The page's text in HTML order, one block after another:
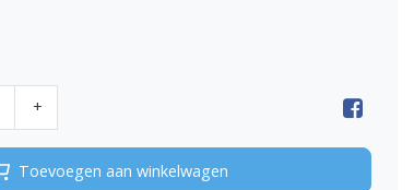
+
Toevoegen aan winkelwagen